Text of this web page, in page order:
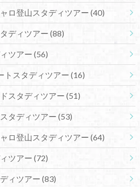
ロ登山スタディツアー (40)
ディツアー (88)
ツアー (56)
トスタディツアー (16)
スタディツアー (51)
タディツアー (53)
ロ登山スタディツアー (64)
ツアー (72)
ィツアー (83)